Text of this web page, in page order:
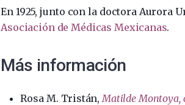
En 1925, junto con la doctora Aurora
Asociación de Médicas Mexicanas.
Más información
Rosa M. Tristán, Matilde Montoya,